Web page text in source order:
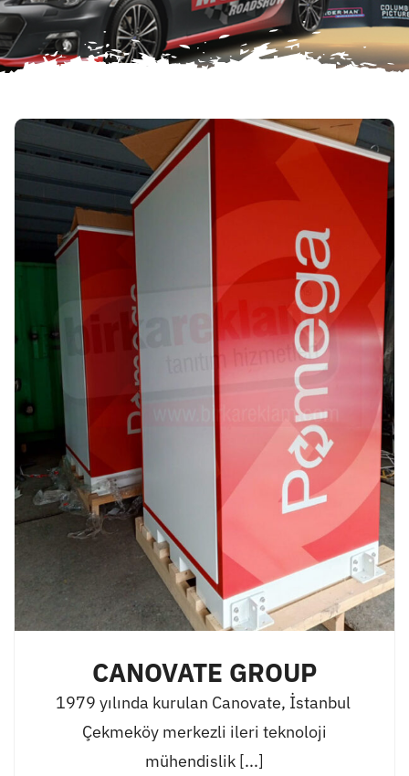
CANOVATE GROUP
1979 yılında kurulan Canovate, İstanbul
Çekmeköy merkezli ileri teknoloji
mühendislik [...]